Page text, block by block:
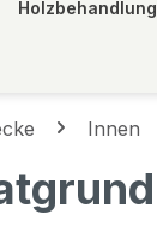
Holzbehandlung
Innen